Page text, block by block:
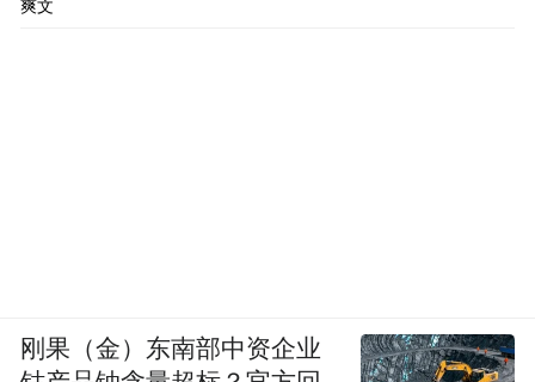
爽文
刚果（金）东南部中资企业